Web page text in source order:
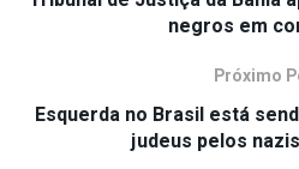
negros em
Próximo
Esquerda no Brasil está
judeus pelos